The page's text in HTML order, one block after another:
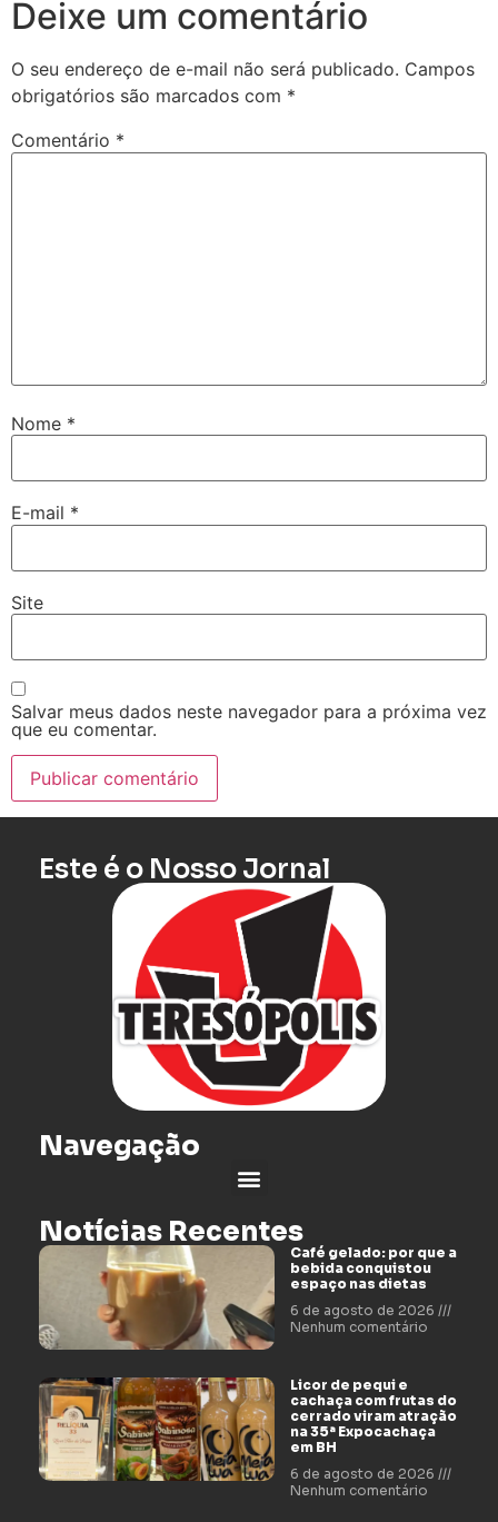
Deixe um comentário
O seu endereço de e-mail não será publicado. Campos
obrigatórios são marcados com *
Comentário *
Nome *
E-mail *
Site
Salvar meus dados neste navegador para a próxima vez
que eu comentar.
Este é o Nosso Jornal
Navegação
Notícias Recentes
Café gelado: por que a
bebida conquistou
espaço nas dietas
6 de agosto de 2026
Nenhum comentário
Licor de pequi e
cachaça com frutas do
cerrado viram atração
na 35ª Expocachaça
em BH
6 de agosto de 2026
Nenhum comentário